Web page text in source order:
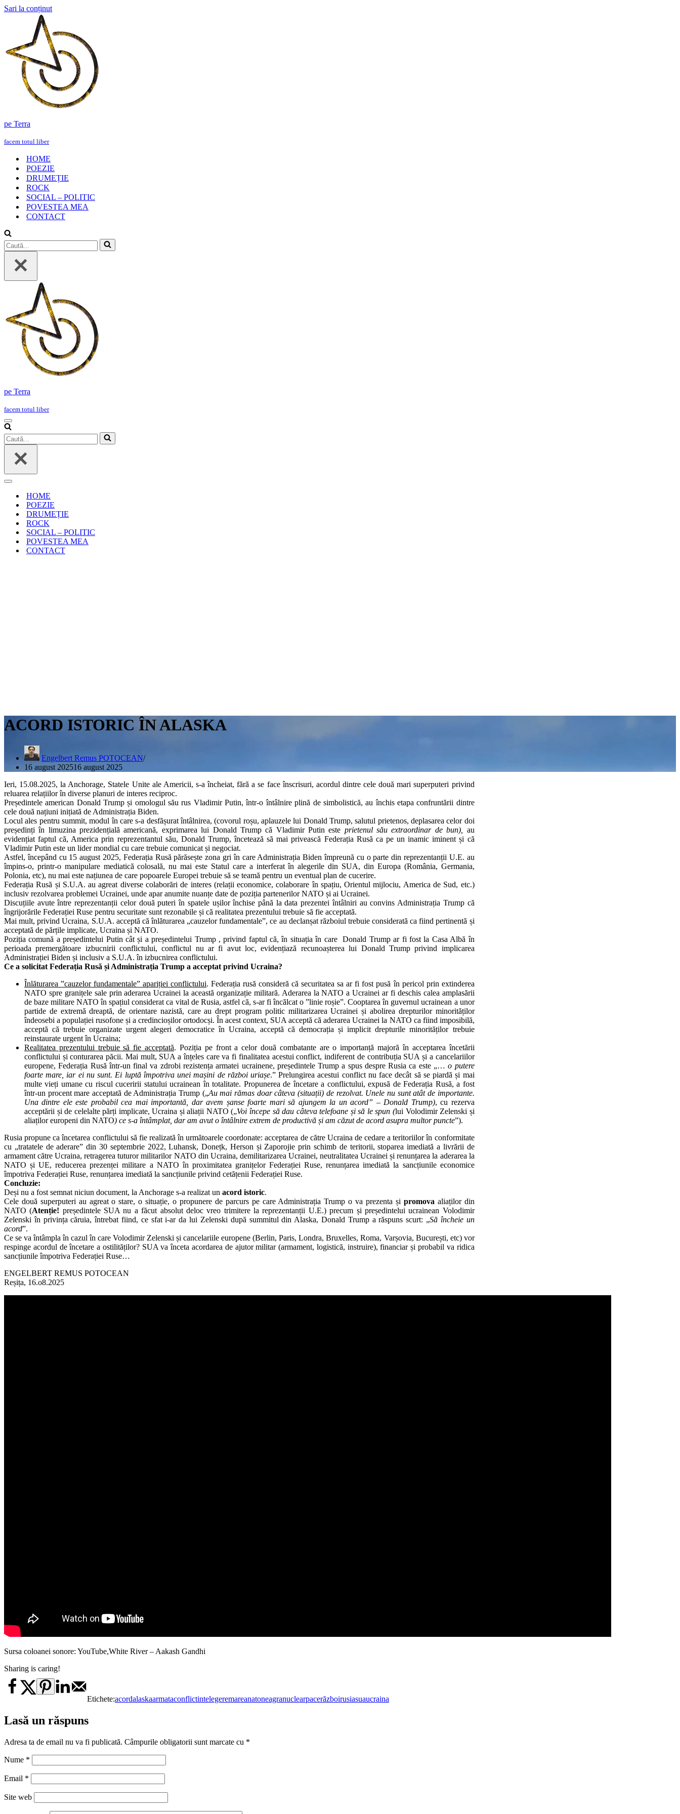
Sari la conținut
pe Terra
facem totul liber
HOME
POEZIE
DRUMEȚIE
ROCK
SOCIAL – POLITIC
POVESTEA MEA
CONTACT
Caută...
pe Terra
facem totul liber
Meniu
de
navigare
Caută...
Meniu
navigareHOME
POEZIE
DRUMEȚIE
ROCK
SOCIAL – POLITIC
POVESTEA MEA
CONTACT
ACORD ISTORIC ÎN ALASKA
Engelbert Remus POTOCEAN
16 august 202516 august 2025
Ieri, 15.08.2025, la Anchorage, Statele Unite ale Americii, s-a încheiat, fără a se face înscrisuri, acordul dintre cele două mari superputeri privind
reluarea relațiilor în diverse planuri de interes reciproc.
Președintele american Donald Trump și omologul său rus Vladimir Putin, într-o întâlnire plină de simbolistică, au închis etapa confruntării dintre
cele două națiuni inițiată de Administrația Biden.
Locul ales pentru summit, modul în care s-a desfășurat întâlnirea, (covorul roșu, aplauzele lui Donald Trump, salutul prietenos, deplasarea celor doi
președinți în limuzina prezidențială americană, exprimarea lui Donald Trump că Vladimir Putin este prietenul său extraordinar de bun), au
evidențiat faptul că, America prin reprezentantul său, Donald Trump, încetează să mai privească Federația Rusă ca pe un inamic iminent și că
Vladimir Putin este un lider mondial cu care trebuie comunicat și negociat.
Astfel, începând cu 15 august 2025, Federația Rusă părăsește zona gri în care Administrația Biden împreună cu o parte din reprezentanții U.E. au
împins-o, printr-o manipulare mediatică colosală, nu mai este Statul care a interferat în alegerile din SUA, din Europa (România, Germania,
Polonia, etc), nu mai este națiunea de care popoarele Europei trebuie să se teamă pentru un eventual plan de cucerire.
Federația Rusă și S.U.A. au agreat diverse colaborări de interes (relații economice, colaborare în spațiu, Orientul mijlociu, America de Sud, etc.)
inclusiv rezolvarea problemei Ucrainei, unde apar anumite nuanțe date de poziția partenerilor NATO și ai Ucrainei.
Discuțiile avute între reprezentanții celor două puteri în spatele ușilor închise până la data prezentei întâlniri au convins Administrația Trump că
îngrijorările Federației Ruse pentru securitate sunt rezonabile și că realitatea prezentului trebuie să fie acceptată.
Mai mult, privind Ucraina, S.U.A. acceptă că înlăturarea „cauzelor fundamentale”, ce au declanșat războiul trebuie considerată ca fiind pertinentă și
acceptată de părțile implicate, Ucraina și NATO.
Poziția comună a președintelui Putin cât și a președintelui Trump , privind faptul că, în situația în care Donald Trump ar fi fost la Casa Albă în
perioada premergătoare izbucnirii conflictului, conflictul nu ar fi avut loc, evidențiază recunoașterea lui Donald Trump privind implicarea
Administrației Biden și inclusiv a S.U.A. în izbucnirea conflictului.
Ce a solicitat Federația Rusă și Administrația Trump a acceptat privind Ucraina?
Înlăturarea ”cauzelor fundamentale” apariției conflictului. Federația rusă consideră că securitatea sa ar fi fost pusă în pericol prin extinderea
NATO spre granițele sale prin aderarea Ucrainei la această organizație militară. Aderarea la NATO a Ucrainei ar fi deschis calea amplasării
de baze militare NATO în spațiul considerat ca vital de Rusia, astfel că, s-ar fi încălcat o ”linie roșie”. Cooptarea în guvernul ucrainean a unor
partide de extremă dreaptă, de orientare nazistă, care au drept program politic militarizarea Ucrainei și abolirea drepturilor minorităților
îndeosebi a populației rusofone și a credincioșilor ortodocși. În acest context, SUA acceptă că aderarea Ucrainei la NATO ca fiind imposibilă,
acceptă că trebuie organizate urgent alegeri democratice în Ucraina, acceptă că democrația și implicit drepturile minorităților trebuie
reinstaurate urgent în Ucraina;
Realitatea prezentului trebuie să fie acceptată. Poziția pe front a celor două combatante are o importanță majoră în acceptarea încetării
conflictului și conturarea păcii. Mai mult, SUA a înțeles care va fi finalitatea acestui conflict, indiferent de contribuția SUA și a cancelariilor
europene, Federația Rusă într-un final va zdrobi rezistența armatei ucrainene, președintele Trump a spus despre Rusia ca este „…o putere
foarte mare, iar ei nu sunt. Ei luptă împotriva unei mașini de război uriașe.” Prelungirea acestui conflict nu face decât să se piardă și mai
multe vieți umane cu riscul cuceririi statului ucrainean în totalitate. Propunerea de încetare a conflictului, expusă de Federația Rusă, a fost
într-un procent mare acceptată de Administrația Trump („Au mai rămas doar câteva (situații) de rezolvat. Unele nu sunt atât de importante.
Una dintre ele este probabil cea mai importantă, dar avem șanse foarte mari să ajungem la un acord” – Donald Trump), cu rezerva
acceptării și de celelalte părți implicate, Ucraina și aliații NATO („Voi începe să dau câteva telefoane și să le spun (lui Volodimir Zelenski și
aliaților europeni din NATO) ce s-a întâmplat, dar am avut o întâlnire extrem de productivă și am căzut de acord asupra multor puncte”).
Rusia propune ca încetarea conflictului să fie realizată în următoarele coordonate: acceptarea de către Ucraina de cedare a teritoriilor în conformitate
cu „tratatele de aderare” din 30 septembrie 2022, Luhansk, Donețk, Herson și Zaporojie prin schimb de teritorii, stoparea imediată a livrării de
armament către Ucraina, retragerea tuturor militarilor NATO din Ucraina, demilitarizarea Ucrainei, neutralitatea Ucrainei și renunțarea la aderarea la
NATO și UE, reducerea prezenței militare a NATO în proximitatea granițelor Federației Ruse, renunțarea imediată la sancțiunile economice
împotriva Federației Ruse, renunțarea imediată la sancțiunile privind cetățenii Federației Ruse.
Concluzie:
Deși nu a fost semnat niciun document, la Anchorage s-a realizat un acord istoric.
Cele două superputeri au agreat o stare, o situație, o propunere de parcurs pe care Administrația Trump o va prezenta și promova aliaților din
NATO (Atenție! președintele SUA nu a făcut absolut deloc vreo trimitere la reprezentanții U.E.) precum și președintelui ucrainean Volodimir
Zelenski în privința căruia, întrebat fiind, ce sfat i-ar da lui Zelenski după summitul din Alaska, Donald Trump a răspuns scurt: „Să încheie un
acord”.
Ce se va întâmpla în cazul în care Volodimir Zelenski și cancelariile europene (Berlin, Paris, Londra, Bruxelles, Roma, Varșovia, București, etc) vor
respinge acordul de încetare a ostilităților? SUA va înceta acordarea de ajutor militar (armament, logistică, instruire), financiar și probabil va ridica
sancțiunile împotriva Federației Ruse…
ENGELBERT REMUS POTOCEAN
Reșița, 16.o8.2025
Sursa coloanei sonore: YouTube,White River – Aakash Gandhi
Sharing is caring!
Etichete:acordalaskaarmataconflictintelegeremareanatoneagranuclearpacerăzboirusiasuaucraina
Lasă un răspuns
Adresa ta de email nu va fi publicată. Câmpurile obligatorii sunt marcate cu *
Nume *
Email *
Site web